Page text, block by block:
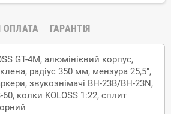
ОПЛАТА ГАРАНТІЯ
GT-4M, алюмінієвий корпус,
радіус 350 мм, мензура 25,5",
звукознімачі BH-23B/BH-23N,
колки KOLOSS 1:22, сплит